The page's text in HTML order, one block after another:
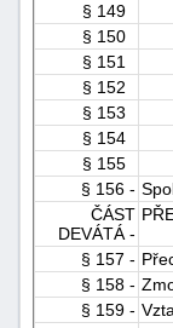
§ 149
§ 150
§ 151
§ 152
§ 153
§ 154
§ 155
§ 156 -
ČÁST
DEVÁTÁ -
§ 157 -
§ 158 -
§ 159 -